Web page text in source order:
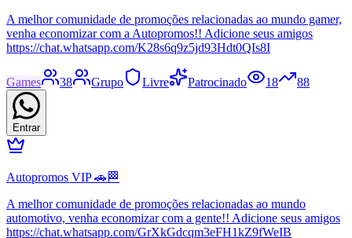
A melhor comunidade de promoções relacionadas ao mundo gamer,
venha economizar com a Autopromos!! Adicione seus amigos
https://chat.whatsapp.com/K28s6q9z5jd93Hdt0QIs8I
Games 38 Grupo Livre Patrocinado 18 88
Entrar
Autopromos VIP 🚗🏁
A melhor comunidade de promoções relacionadas ao mundo
automotivo, venha economizar com a gente!! Adicione seus amigos
https://chat.whatsapp.com/GrXkGdcqm3eFH1kZ9fWeIB